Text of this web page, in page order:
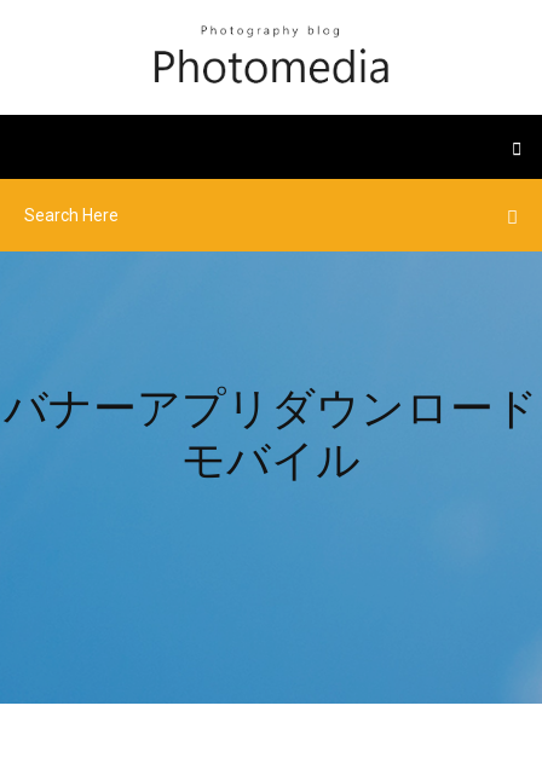
バナーアプリダウンロード
モバイル